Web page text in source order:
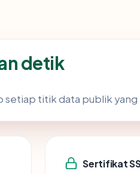
detik
titik data publik
Sertifikat